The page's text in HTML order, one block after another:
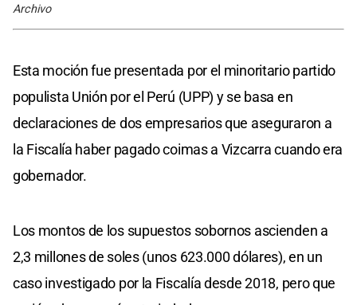
Archivo
Esta moción fue presentada por el minoritario partido
populista Unión por el Perú (UPP) y se basa en
declaraciones de dos empresarios que aseguraron a
la Fiscalía haber pagado coimas a Vizcarra cuando era
gobernador.
Los montos de los supuestos sobornos ascienden a
2,3 millones de soles (unos 623.000 dólares), en un
caso investigado por la Fiscalía desde 2018, pero que